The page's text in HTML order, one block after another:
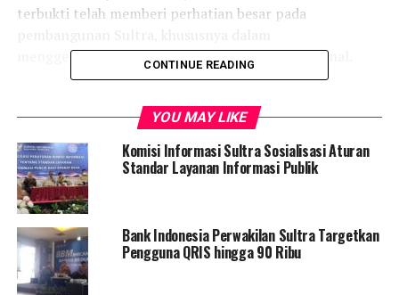
terbukti telah memberi perhatian besar pada
menggelontorkan banyak proyek strategis nasional.
oleh partai – partai besar, mayoritas bupati dan walikota
termasuk Gubernur dan Wakil Gubernur sultra,” ungkap
Ketua DPD PDIP Sultra itu, Senin 10 Desember 2018..
Lokakarya TOT tersebut bertujuan untuk menciptakan
pelatih utama handal tingkat propinsi dalam menyusun
strategi, taktik dan langakah pemenangan dan
selanjutnya secara berjenjang melatih pada tingkat
kabupaten, kecamatan dan tingkat desa.
CONTINUE READING
YOU MAY LIKE
Komisi Informasi Sultra Sosialisasi Aturan
Standar Layanan Informasi Publik
Bank Indonesia Perwakilan Sultra Targetkan
Pengguna QRIS hingga 90 Ribu